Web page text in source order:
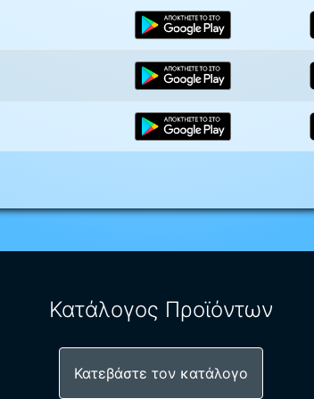
Κατάλογος Προϊόντων
Κατεβάστε τον κατάλογο